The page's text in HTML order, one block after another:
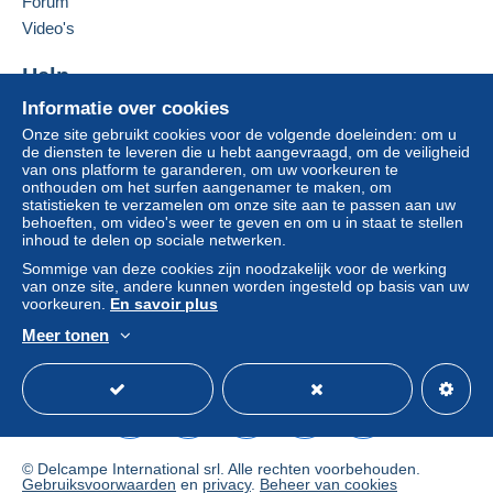
overschrijving naar uw saldo. Er worden geen
betalingen gedaan per cheque of bankoverschrijving
beschikking stelt in de pagina "
Een betaling die niet is verricht metcredit/debitcard of
overboeking naar uw saldo, wordt door de verkoper
terugbetaald aan de koper. Een onbetaalde aankoop kan
gevolgen hebben voor de rekening van de koper.
Als de verkoopvoorwaarden van de verkoper clausules
bevatten met betrekking tot de betaling, moeten deze
als nietig worden beschouwd. De betalingsvoorwaarden
van de website van Delcampe, zoals gedefinieerd in de
gebruiksvoorwaarden
zijn.
Aankopen moeten worden betaald binnen
14 dagen na
ontvangst van de eindafrekening van de verkoper.
Bijzondere voorwaarden:
A ESPAÑA:Correo Ordinario Hasta 20 gr:.1.10euro.Certificado Hasta 20
Informatie over cookies
Onze site gebruikt cookies voor de volgende doeleinden: om u
de diensten te leveren die u hebt aangevraagd, om de veiligheid
van ons platform te garanderen, om uw voorkeuren te
onthouden om het surfen aangenamer te maken, om
statistieken te verzamelen om onze site aan te passen aan uw
behoeften, om video's weer te geven en om u in staat te stellen
inhoud te delen op sociale netwerken.
Sommige van deze cookies zijn noodzakelijk voor de werking
van onze site, andere kunnen worden ingesteld op basis van uw
voorkeuren. En savoir plus
Meer tonen
Video's
Help
Hulpcentrum
Kopen op Delcampe
Verkopen op Delcampe
Een beveiligde website
© Delcampe International srl. Alle rechten voorbehouden.
Gebruiksvoorwaarden en privacy. Beheer van cookies